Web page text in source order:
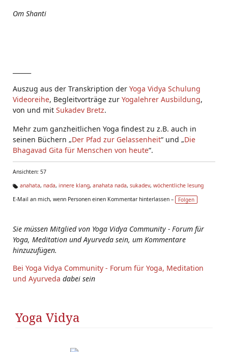
Om Shanti
Auszug aus der Transkription der Yoga Vidya Schulung
Videoreihe, Begleitvorträge zur Yogalehrer Ausbildung,
von und mit Sukadev Bretz.
Mehr zum ganzheitlichen Yoga findest zu z.B. auch in
seinen Büchern „Der Pfad zur Gelassenheit“ und „Die
Bhagavad Gita für Menschen von heute“.
Ansichten: 57
g
anahata, nada, innere klang, anahata nada, sukadev, wöchentliche lesung
E-Mail an mich, wenn Personen einen Kommentar hinterlassen –
Folgen
Sie müssen Mitglied von Yoga Vidya Community - Forum für
Yoga, Meditation und Ayurveda sein, um Kommentare
hinzuzufügen.
Bei Yoga Vidya Community - Forum für Yoga, Meditation
und Ayurveda dabei sein
Yoga Vidya